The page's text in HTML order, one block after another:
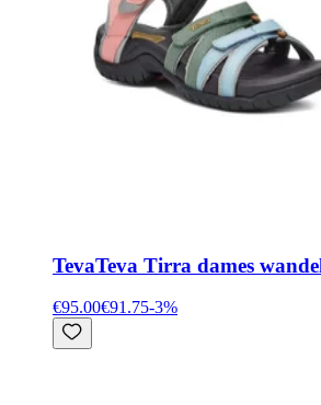
TevaTeva Tirra dames
€95.00€91.75-3%